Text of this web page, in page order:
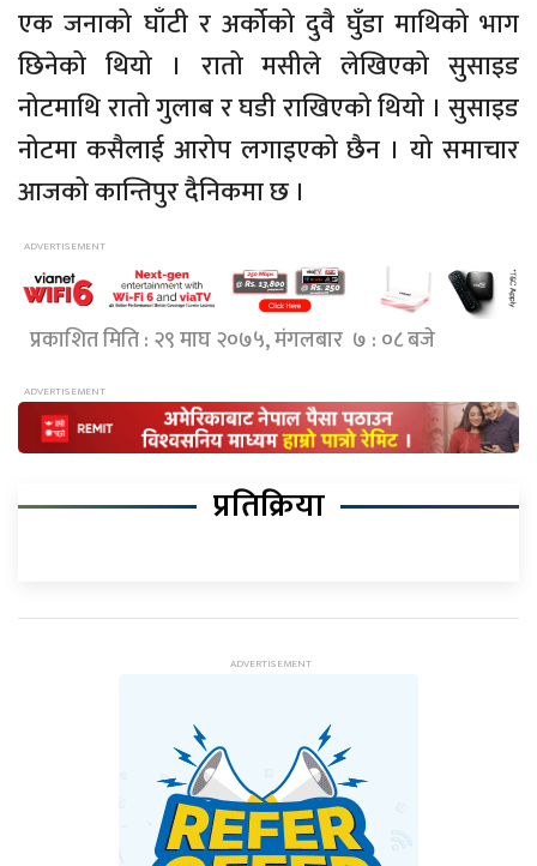
एक जनाको घाँटी र अर्कोको दुवै घुँडा माथिको भाग
छिनेको थियो । रातो मसीले लेखिएको सुसाइड
नोटमाथि रातो गुलाब र घडी राखिएको थियो । सुसाइड
नोटमा कसैलाई आरोप लगाइएको छैन । यो समाचार
आजको कान्तिपुर दैनिकमा छ ।
प्रकाशित मिति : २९ माघ २०७५, मंगलबार ७ : ०८ बजे
प्रतिक्रिया